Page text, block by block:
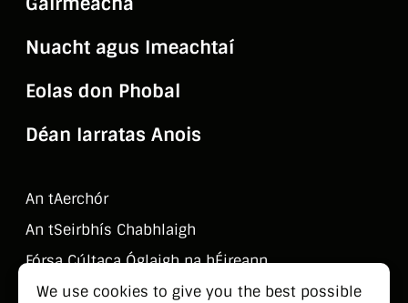
We use cookies to give you the best possible
Nuacht agus Imeachtaí
Eolas don Phobal
Déan Iarratas Anois
An tAerchór
An tSeirbhí­s Chabhlaigh
Fórsa Cúltaca Óglaigh na hÉireann
Déan Teagmháil Linn